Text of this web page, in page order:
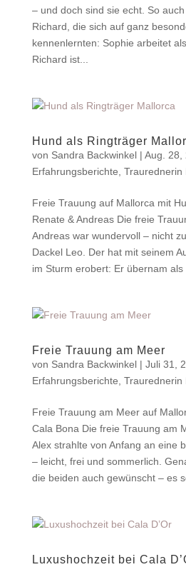
– und doch sind sie echt. So
Richard, die sich auf ganz
kennenlernten: Sophie arbeitet
Richard ist...
Hund als Ringträger
von Sandra Backwinkel| Aug. 28,
Erfahrungsberichte Traurednerin
Freie Trauung auf Mallorca mit
Renate & Andreas Die freie
Andreas war wundervoll – nicht
Dackel Leo. Der hat mit seinem
im Sturm erobert: Er übernam als
Freie Trauung am Meer
von Sandra Backwinkel| Juli 31,
Erfahrungsberichte Traurednerin
Freie Trauung am Meer auf
Cala Bona Die freie Trauung am
Alex strahlte von Anfang an eine
– leicht, frei und sommerlich.
die beiden auch gewünscht – es
Luxushochzeit bei Cala